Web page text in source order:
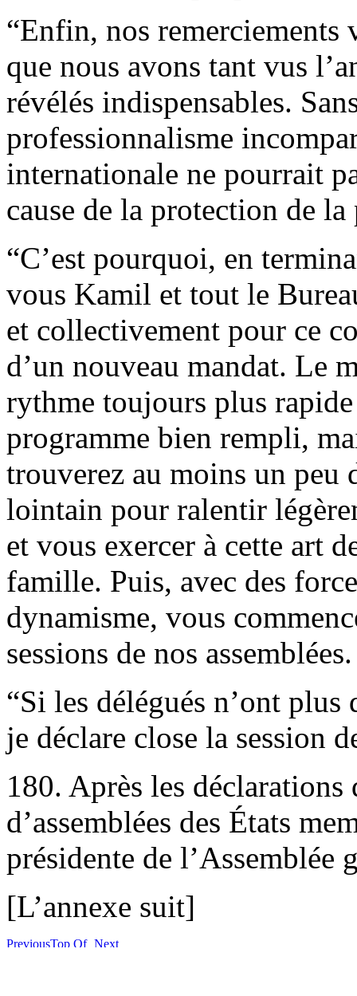
“Enfin, nos remerciements
que nous avons tant vus
révélés indispensables.
professionnalisme
internationale ne pourrait
cause de la protection de
“C’est pourquoi, en
vous Kamil et tout le
et collectivement pour ce
d’un nouveau mandat. Le
rythme toujours plus
programme bien rempli,
trouverez au moins un peu
lointain pour ralentir
et vous exercer à cette art
famille. Puis, avec des
dynamisme, vous
sessions de nos assemblées.
“Si les délégués n’ont plus
je déclare close la session
180. Après les déclarations
d’assemblées des États
présidente de l’Assemblée
[L’annexe suit]